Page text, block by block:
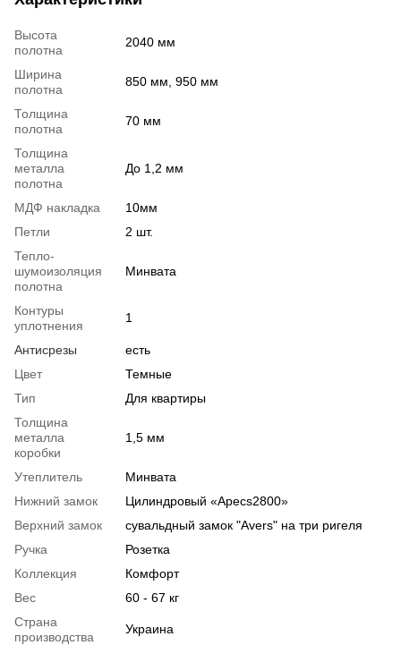
Высота
полотна
2040 мм
Ширина
полотна
850 мм, 950 мм
Толщина
полотна
70 мм
Толщина
металла
полотна
До 1,2 мм
МДФ накладка
10мм
Петли
2 шт.
Тепло-
шумоизоляция
полотна
Минвата
Контуры
уплотнения
1
Антисрезы
есть
Цвет
Темные
Тип
Для квартиры
Толщина
металла
коробки
1,5 мм
Утеплитель
Минвата
Нижний замок
Цилиндровый «Аpecs2800»
Верхний замок
сувальдный замок "Avers" на три ригеля
Ручка
Розетка
Коллекция
Комфорт
Вес
60 - 67 кг
Страна
производства
Украина